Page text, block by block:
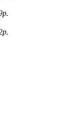
р.
р.